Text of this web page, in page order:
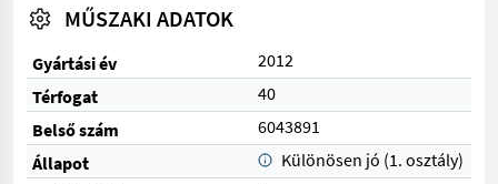
MŰSZAKI ADATOK
Gyártási év
2012
Térfogat
40
Belső szám
6043891
Állapot
Különösen jó (1. osztály)